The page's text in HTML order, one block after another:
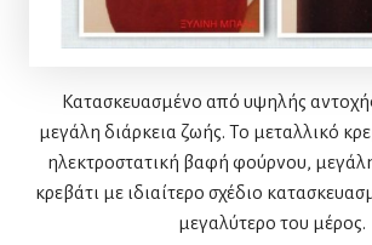
Κατασκευασμένο από υψηλής
μεγάλη διάρκεια ζωής. Το μεταλλικό
ηλεκτροστατική βαφή φούρνου,
κρεβάτι με ιδιαίτερο σχέδιο
μεγαλύτερο του μέρος.